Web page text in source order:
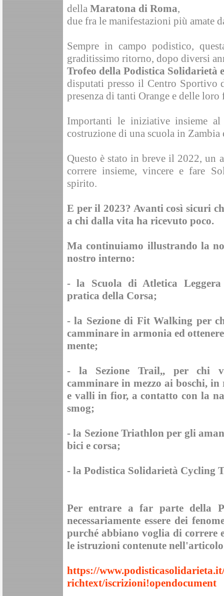
della Maratona di Roma,
due fra le manifestazioni più amate
Sempre in campo podistico,
graditissimo ritorno, dopo diversi
Trofeo della Podistica Solidarietà
disputati presso il Centro Sportivo
presenza di tanti Orange e delle
Importanti le iniziative insieme
costruzione di una scuola in
Questo è stato in breve il 2022, un
correre insieme, vincere e fare
spirito.
E per il 2023? Avanti così sicuri
a chi dalla vita ha ricevuto poco.
Ma continuiamo illustrando la
nostro interno:
- la Scuola di Atletica Leggera
pratica della Corsa;
- la Sezione di Fit Walking per
camminare in armonia ed
mente;
- la Sezione Trail,, per chi
camminare in mezzo ai boschi,
e valli in fior, a contatto con la
smog;
- la Sezione Triathlon per gli
bici e corsa;
- la Podistica Solidarietà Cycling
Per entrare a far parte della
necessariamente essere dei
purché abbiano voglia di correre
le istruzioni contenute
https://
richtext/iscrizioni!opendocument